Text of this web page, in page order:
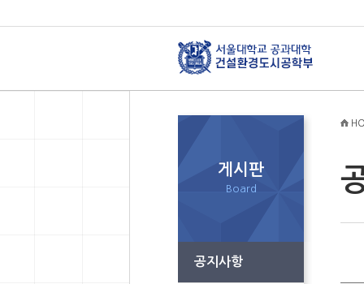
게시판
Board
공지사항